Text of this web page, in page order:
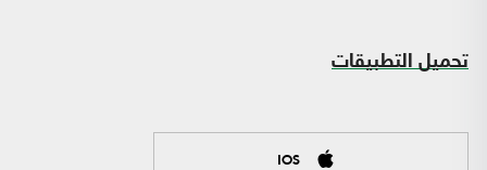
تحميل التطبيقات
IOS